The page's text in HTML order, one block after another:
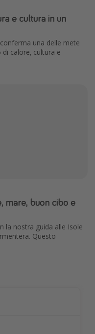
e cultura in un
una delle mete
calore, cultura e
mare, buon cibo e
la nostra guida alle Isole
Questo